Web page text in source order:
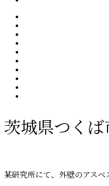
茨城県つく
某研究所にて、外壁のアスベ